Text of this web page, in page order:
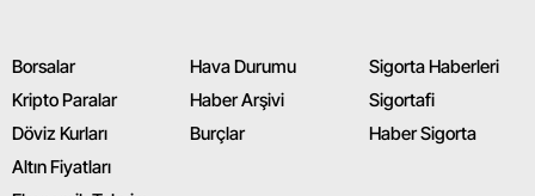
Borsalar
Kripto Paralar
Döviz Kurları
Altın Fiyatları
Hava Durumu
Haber Arşivi
Burçlar
Sigorta Haberleri
Sigortafi
Haber Sigorta